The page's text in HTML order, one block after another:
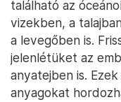
található az
vizekben, a
a levegőben is.
jelenlétüket az
anyatejben is.
anyagokat